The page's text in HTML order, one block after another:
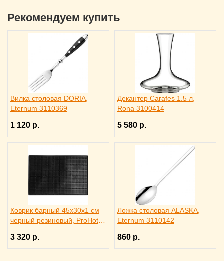
Рекомендуем купить
Вилка столовая DORIA,
Eternum 3110369
1 120 р.
Декантер Carafes 1.5 л,
Rona 3100414
5 580 р.
Коврик барный 45x30x1 см
черный резиновый, ProHotel
3 320 р.
Ложка столовая ALASKA,
Eternum 3110142
860 р.